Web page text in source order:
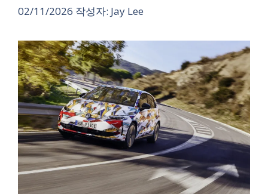
02/11/2026 작성자: Jay Lee